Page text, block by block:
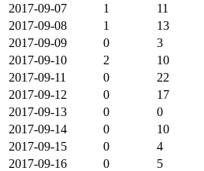
2017-09-07
1 11
2017-09-08
1 13
2017-09-09
0 3
2017-09-10
2 10
2017-09-11
0 22
2017-09-12
0 17
2017-09-13
0 0
2017-09-14
0 10
2017-09-15
0 4
2017-09-16
0 5